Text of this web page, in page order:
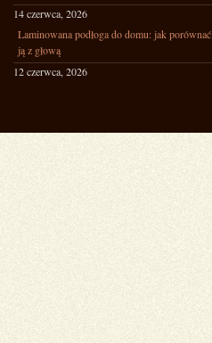
14 czerwca, 2026
Laminowana podłoga do domu: jak porównać
ją z głową
12 czerwca, 2026